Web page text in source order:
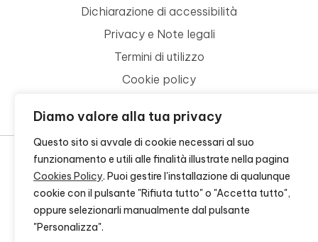
Diamo valore alla tua privacy
Questo sito si avvale di cookie necessari al suo
funzionamento e utili alle finalità illustrate nella pagina
Cookies Policy. Puoi gestire l'installazione di qualunque
cookie con il pulsante "Rifiuta tutto" o "Accetta tutto",
oppure selezionarli manualmente dal pulsante
"Personalizza".
Dichiarazione di accessibilità
Privacy e Note legali
Termini di utilizzo
Cookie policy
© 2026 - FONDAZIONE CR FIRENZE - CF 00524310489 -
CREDITS